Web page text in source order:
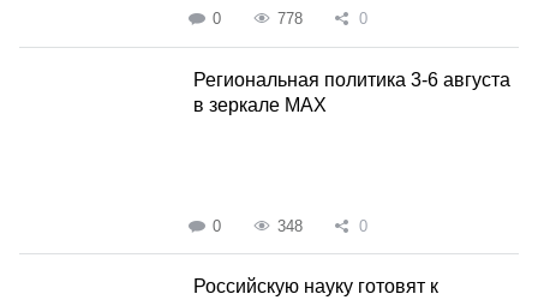
0 778 0
Региональная политика 3-6 августа
в зеркале MAX
0 348 0
Российскую науку готовят к